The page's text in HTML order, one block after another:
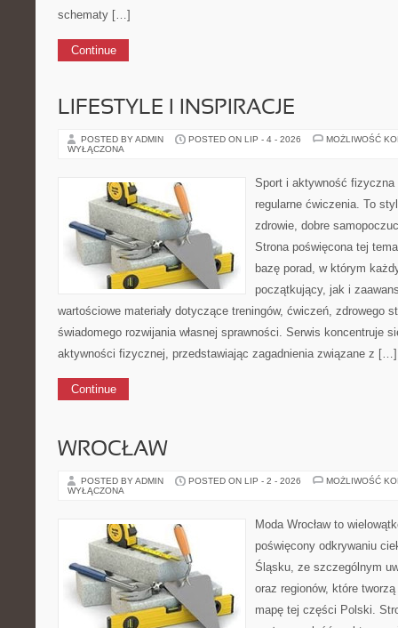
schematy […]
Continue
LIFESTYLE I INSPIRACJE
POSTED BY ADMIN POSTED ON LIP - 4 - 2026
MOŻLIWOŚĆ
WYŁĄCZONA
Sport i aktywność
regularne ćwiczenia. To
zdrowie, dobre
Strona poświęcona tej
bazę porad, w którym
początkujący, jak i
wartościowe materiały dotyczące treningów, ćwiczeń, zdrowego
świadomego rozwijania własnej sprawności. Serwis koncentruje
aktywności fizycznej, przedstawiając zagadnienia związane z […]
Continue
WROCŁAW
POSTED BY ADMIN POSTED ON LIP - 2 - 2026
MOŻLIWOŚĆ
WYŁĄCZONA
Moda Wrocław to
poświęcony odkrywaniu
Śląsku, ze szczególnym
oraz regionów, które
mapę tej części Polski.